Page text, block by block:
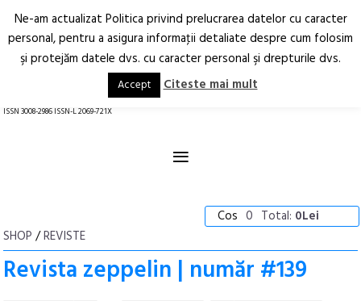
Arhitectură.
Oraș.
RO EN
ISSN 3008-2986 ISSN-L 2069-721X
≡
Cos 0 Total: 0Lei
SHOP /REVISTE
Revista zeppelin | număr #139
Ne-am actualizat Politica privind prelucrarea datelor cu caracter
personal, pentru a asigura informaţii detaliate despre cum folosim
şi protejăm datele dvs. cu caracter personal şi drepturile dvs.
Accept Citeste mai mult